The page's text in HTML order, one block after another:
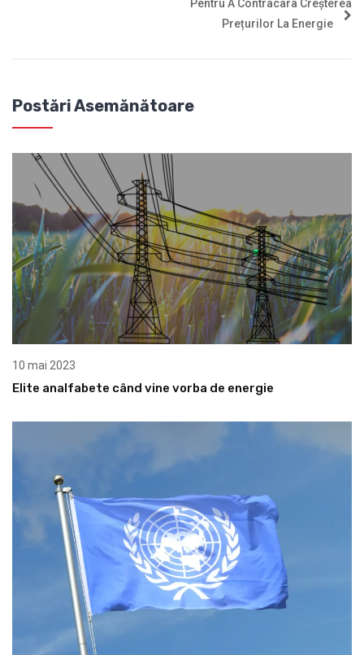
Pentru A Contracara Creșterea
Prețurilor La Energie
Postări Asemănătoare
10 mai 2023
Elite analfabete când vine vorba de energie